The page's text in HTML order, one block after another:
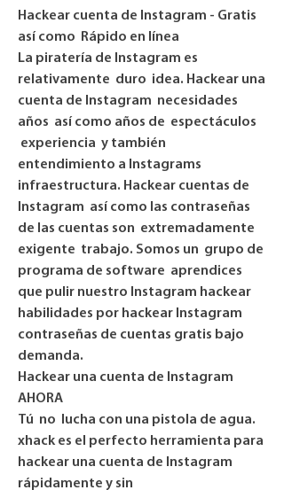
Hackear cuenta de Instagram - Gratis
así como  Rápido en línea
La piratería de Instagram es
relativamente  duro  idea. Hackear una
cuenta de Instagram  necesidades
años  así como años de  espectáculos
entendimiento a Instagrams
infraestructura. Hackear cuentas de
Instagram  así como las contraseñas
de las cuentas son  extremadamente
exigente  trabajo. Somos un  grupo de
programa de software  aprendices
que pulir nuestro Instagram hackear
habilidades por hackear Instagram
contraseñas de cuentas gratis bajo
demanda.
Hackear una cuenta de Instagram
AHORA
Tú  no  lucha con una pistola de agua.
xhack es el perfecto herramienta para
hackear una cuenta de Instagram
rápidamente y sin